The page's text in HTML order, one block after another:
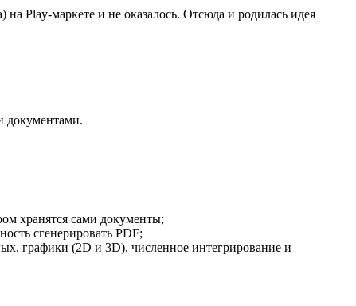
Play-маркете и не оказалось. Отсюда и родилась идея
документами.
хранятся сами документы;
сгенерировать PDF;
графики (2D и 3D), численное интегрирование и